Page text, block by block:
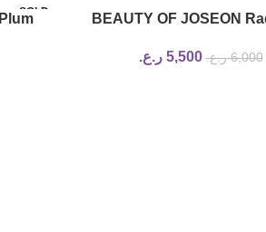
BEAUTY OF JOSEON
6,000 ر.ع. 5,500 ر.ع.
SOLD
OUT